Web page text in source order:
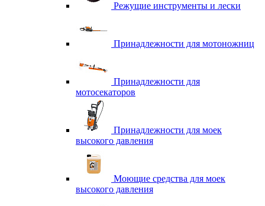
Режущие инструменты и лески
Принадлежности для мотоножниц
Принадлежности для
мотосекаторов
Принадлежности для моек
высокого давления
Моющие средства для моек
высокого давления